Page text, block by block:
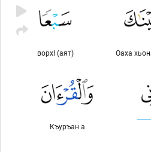
Оаха
ворхl (аят)
Къуръан а